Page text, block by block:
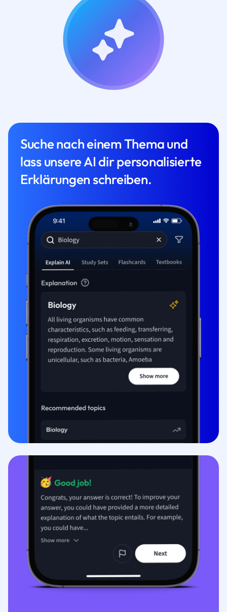
Suche nach einem Thema und
lass unsere AI dir personalisierte
Erklärungen schreiben.